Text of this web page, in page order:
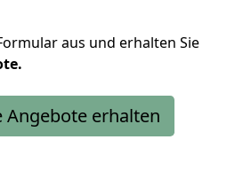
aus und erhalten Sie
Angebote erhalten